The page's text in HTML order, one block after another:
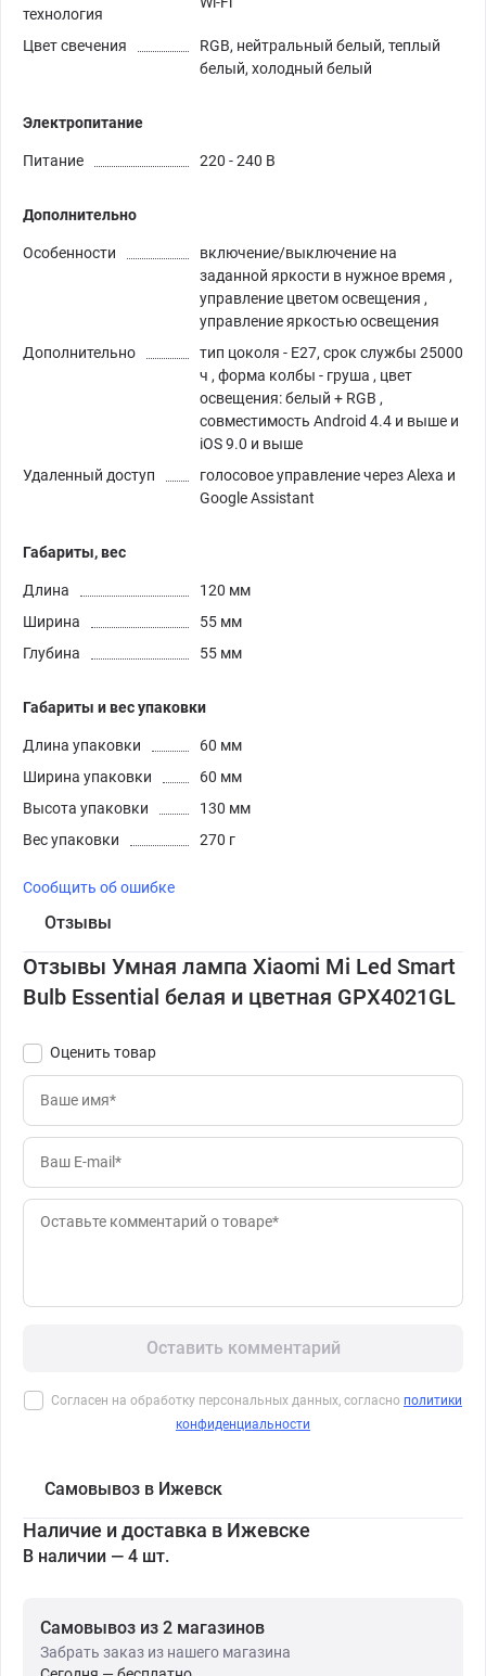
технология
Цвет свечения
RGB, нейтральный белый, теплый
белый, холодный белый
Электропитание
Питание 220 - 240 В
Дополнительно
Особенности
включение/выключение на
заданной яркости в нужное время ,
управление цветом освещения ,
управление яркостью освещения
Дополнительно
тип цоколя - E27, срок службы 25000
ч , форма колбы - груша , цвет
освещения: белый + RGB ,
совместимость Android 4.4 и выше и
iOS 9.0 и выше
Удаленный доступ
голосовое управление через Alexa и
Google Assistant
Габариты, вес
Длина
120 мм
Ширина
55 мм
Глубина
55 мм
Габариты и вес упаковки
Длина упаковки
60 мм
Ширина упаковки
60 мм
Высота упаковки
130 мм
Вес упаковки
270 г
Сообщить об ошибке
Отзывы
Отзывы Умная лампа Xiaomi Mi Led Smart
Bulb Essential белая и цветная GPX4021GL
Оценить товар
Оставить комментарий
Согласен на обработку персональных данных, согласно политики
конфиденциальности
Самовывоз в Ижевск
Наличие и доставка в Ижевске
В наличии — 4 шт.
Самовывоз из 2 магазинов
Забрать заказ из нашего магазина